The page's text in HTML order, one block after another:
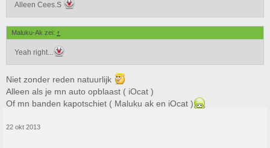
Alleen Cees.S
Maluku-Ak zei: ↑
Yeah right...
Niet zonder reden natuurlijk
Alleen als je mn auto opblaast ( iOcat )
Of mn banden kapotschiet ( Maluku ak en iOcat )
22 okt 2013